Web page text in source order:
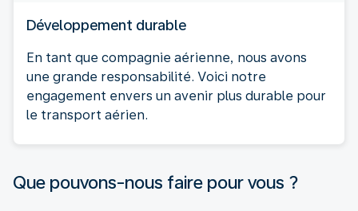
Développement durable
En tant que compagnie aérienne, nous avons
une grande responsabilité. Voici notre
engagement envers un avenir plus durable pour
le transport aérien.
Que pouvons-nous faire pour vous ?